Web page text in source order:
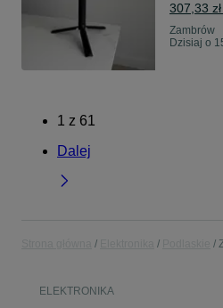
307,33
Zambrów
Dzisiaj o
1 z 61
Dalej
ELEKTRONIKA